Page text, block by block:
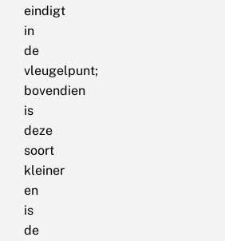
eindigt
in
de
vleugelpunt;
bovendien
is
deze
soort
kleiner
en
is
de